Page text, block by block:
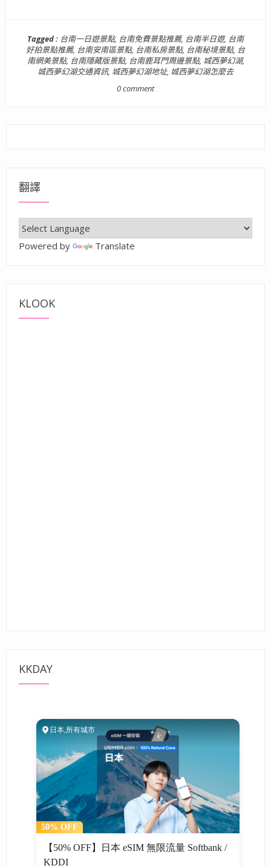
Tagged : 台南一日遊景點, 台南免費景點推薦, 台南半日遊, 台南
好拍景點推薦, 台南安南區景點, 台南私房景點, 台南秘境景點, 台
南網美景點, 台南隱藏版景點, 台南鹿耳門周邊景點, 城西夢幻湖,
城西夢幻湖交通資訊, 城西夢幻湖地址, 城西夢幻湖怎麼去
0 comment
翻譯
Powered by Translate
KLOOK
KKDAY